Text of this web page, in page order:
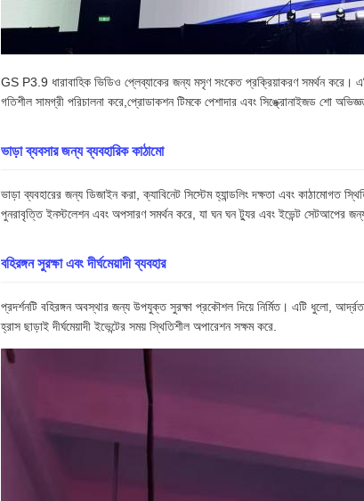
GS P3.9 ধারাবাহিক ভিডিও প্লেব্যাকের জন্য মসৃণ সংকেত প্রক্রিয়াকরণ সমর্থন করে।
গতিশীল সামগ্রী পরিচালনা করে,প্রোডাকশন টিমকে পেশাদার এবং সিঙ্ক্রোনাইজড শো
ভাড়া ব্যবসার জন্য ব্যবহারিক কাঠামো
ভাড়া ব্যবহারের জন্য ডিজাইন করা, ক্যাবিনেট সিস্টেম হ্যান্ডলিং দক্ষতা এবং কাঠামোগত
পুনরাবৃত্তি ইনস্টলেশন এবং অপসারণ সমর্থন করে, যা ঘন ঘন ট্যুর এবং ইভেন্ট সেটআপের
বহিরঙ্গন সুরক্ষা এবং দীর্ঘমেয়াদী ব্যবহার
প্রদর্শনটি বহিরঙ্গন অবস্থার জন্য উপযুক্ত সুরক্ষা প্রকৌশল দিয়ে নির্মিত। এটি ধুলো,
হ্রাস ছাড়াই দীর্ঘমেয়াদী ইভেন্টের সময় স্থিতিশীল অপারেশন সক্ষম করে.